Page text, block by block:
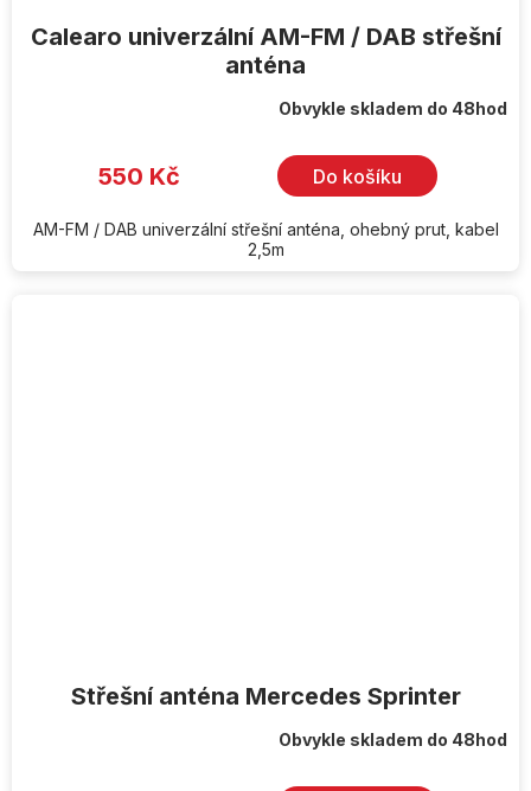
Calearo univerzální AM-FM / DAB střešní
anténa
Obvykle skladem do 48hod
550 Kč Do košíku
AM-FM / DAB univerzální střešní anténa, ohebný prut, kabel
2,5m
Střešní anténa Mercedes Sprinter
Obvykle skladem do 48hod